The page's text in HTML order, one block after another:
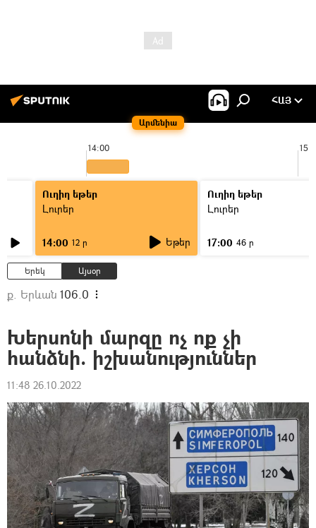
Արմենիա
ՀԱՅ
14:00
Ուղիղ եթեր
Լուրեր
14:00 12 ր Եթեր
Ուղիղ եթեր
Լուրեր
17:00 46 ր
Երեկ Այսօր
ք. Երևան 106.0
Խերսոնի մարզը ոչ ոք չի
հանձնի. իշխանություններ
11:48 26.10.2022